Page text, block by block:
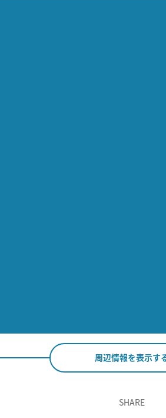
周辺情報を表示す
SHARE